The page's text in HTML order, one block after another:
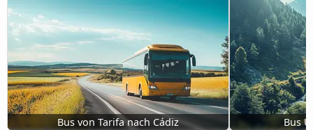
Bus von Tarifa nach Cádiz Bus